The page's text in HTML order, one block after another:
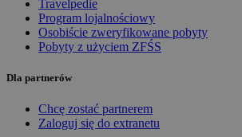
Travelpedie
Program lojalnościowy
Osobiście zweryfikowane pobyty
Pobyty z użyciem ZFŚS
Dla partnerów
Chcę zostać partnerem
Zaloguj się do extranetu